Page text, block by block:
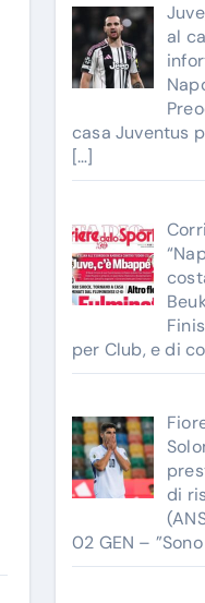
al
casa Juventus
[…]
per Club, e di
di
02 GEN –